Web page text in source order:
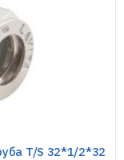
T/S 32*1/2*32